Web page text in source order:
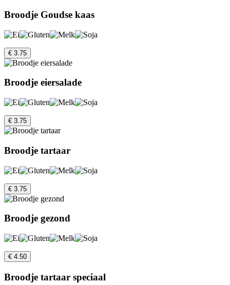
Broodje Goudse kaas
€ 3.75
Broodje eiersalade
€ 3.75
Broodje tartaar
€ 3.75
Broodje gezond
€ 4.50
Broodje tartaar speciaal